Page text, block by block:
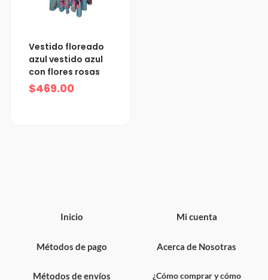
Vestido floreado
azul vestido azul
con flores rosas
$469.00
Inicio
Métodos de pago
Métodos de envíos
Mi cuenta
Acerca de Nosotras
¿Cómo comprar y cómo